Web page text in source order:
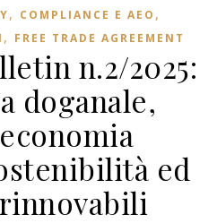
, COMPLIANCE E AEO ,
, FREE TRADE AGREEMENT
n.2/2025:
doganale,
ed